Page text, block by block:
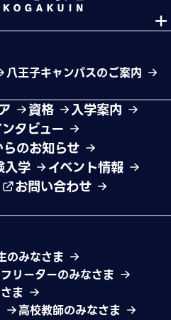
八王子キャンパスのご案内
資格
入学案内
タビュー
のお知らせ
入学
イベント情報
お問い合わせ
のみなさま
リーターのみなさま
ま
高校教師のみなさま